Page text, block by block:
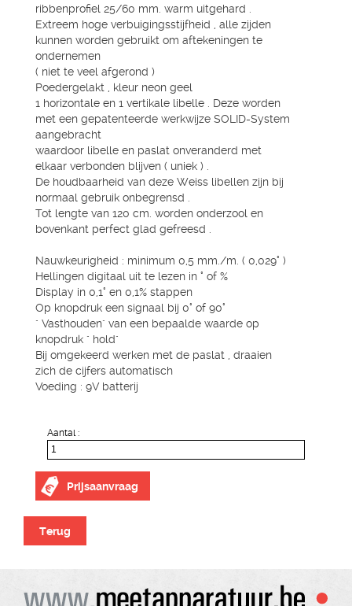
ribbenprofiel 25/60 mm. warm uitgehard .
Extreem hoge verbuigingsstijfheid , alle zijden
kunnen worden gebruikt om aftekeningen te
ondernemen
( niet te veel afgerond )
Poedergelakt , kleur neon geel
1 horizontale en 1 vertikale libelle . Deze worden
met een gepatenteerde werkwijze SOLID-System
aangebracht
waardoor libelle en paslat onveranderd met
elkaar verbonden blijven ( uniek ) .
De houdbaarheid van deze Weiss libellen zijn bij
normaal gebruik onbegrensd .
Tot lengte van 120 cm. worden onderzool en
bovenkant perfect glad gefreesd .
Nauwkeurigheid : minimum 0,5 mm./m. ( 0,029° )
Hellingen digitaal uit te lezen in ° of %
Display in 0,1° en 0,1% stappen
Op knopdruk een signaal bij 0° of 90°
" Vasthouden" van een bepaalde waarde op
knopdruk " hold"
Bij omgekeerd werken met de paslat , draaien
zich de cijfers automatisch
Voeding : 9V batterij
Aantal :
Prijsaanvraag
Terug